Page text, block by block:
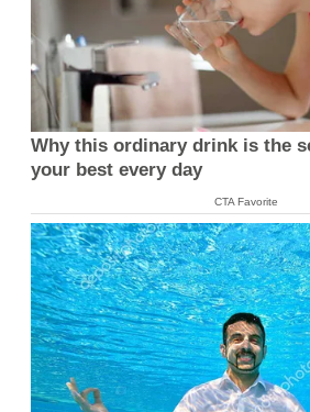
Why this ordinary drink is the
your best every day
CTA Favorite